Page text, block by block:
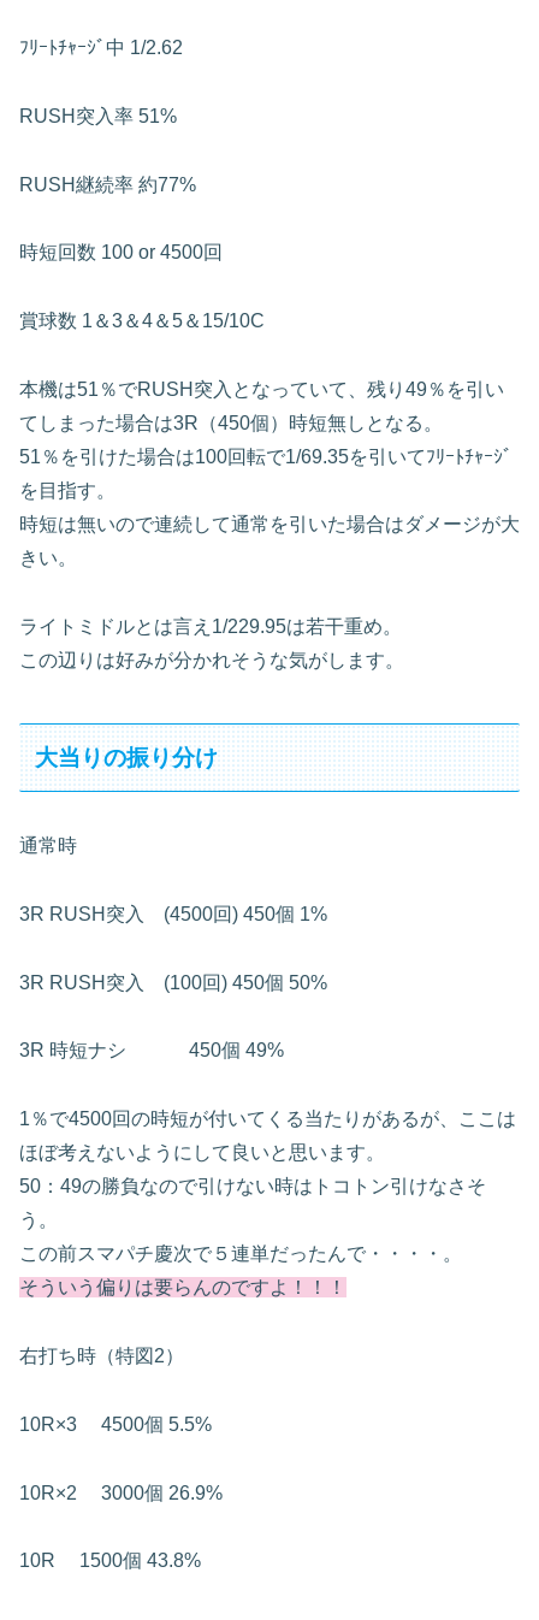
ﾌﾘｰﾄﾁｬｰｼﾞ中 1/2.62
RUSH突入率 51%
RUSH継続率 約77%
時短回数 100 or 4500回
賞球数 1＆3＆4＆5＆15/10C
本機は51％でRUSH突入となっていて、残り49％を引い
てしまった場合は3R（450個）時短無しとなる。
51％を引けた場合は100回転で1/69.35を引いてﾌﾘｰﾄﾁｬｰｼﾞ
を目指す。
時短は無いので連続して通常を引いた場合はダメージが大
きい。
ライトミドルとは言え1/229.95は若干重め。
この辺りは好みが分かれそうな気がします。
大当りの振り分け
通常時
3R RUSH突入 (4500回) 450個 1%
3R RUSH突入 (100回) 450個 50%
3R 時短ナシ 450個 49%
1％で4500回の時短が付いてくる当たりがあるが、ここは
ほぼ考えないようにして良いと思います。
50：49の勝負なので引けない時はトコトン引けなさそ
う。
この前スマパチ慶次で５連単だったんで・・・・。
そういう偏りは要らんのですよ！！！
右打ち時（特図2）
10R×3 4500個 5.5%
10R×2 3000個 26.9%
10R 1500個 43.8%